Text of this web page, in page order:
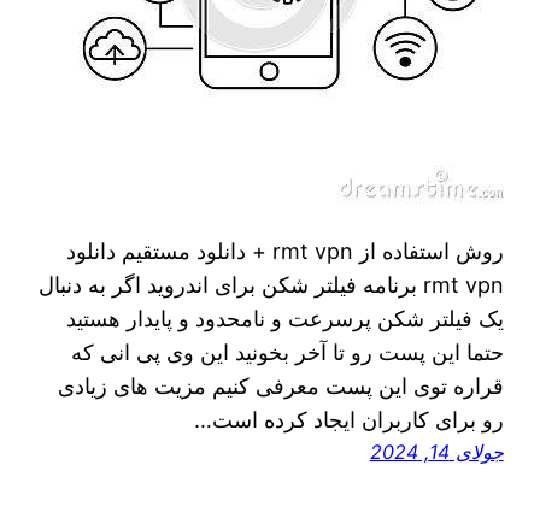
روش استفاده از rmt vpn + دانلود مستقیم دانلود
rmt vpn برنامه فیلتر شکن برای اندروید اگر به دنبال
یک فیلتر شکن پرسرعت و نامحدود و پایدار هستید
حتما این پست رو تا آخر بخونید این وی پی انی که
قراره توی اين پست معرفی کنیم مزیت های زیادی
رو برای کاربران ایجاد کرده است…
جولای 14, 2024